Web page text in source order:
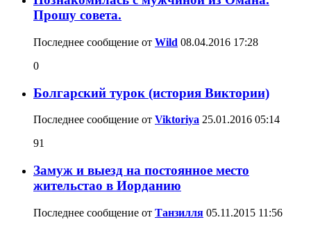
Прошу совета.
Последнее сообщение от Wild 08.04.2016 17:28
0
Болгарский турок (история Виктории)
Последнее сообщение от Viktoriya 25.01.2016 05:14
91
Замуж и выезд на постоянное место
жительстао в Иорданию
Последнее сообщение от Танзилля 05.11.2015 11:56